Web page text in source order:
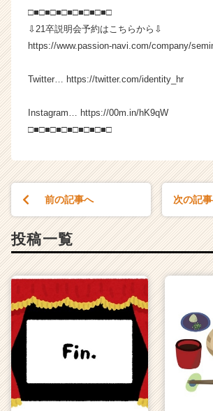
□■□■□■□■□■□■□■□
⇩21卒説明会予約はこちらから⇩
https://www.passion-navi.com/company/
Twitter… https://twitter.com/identity_hr
Instagram… https://00m.in/hK9qW
□■□■□■□■□■□■□■□
前の記事へ 次の記
投稿一覧